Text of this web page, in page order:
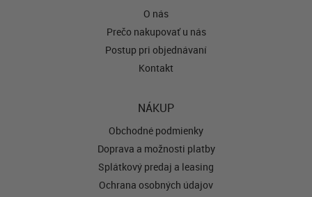
O nás
Prečo nakupovať u nás
Postup pri objednávaní
Kontakt
NÁKUP
Obchodné podmienky
Doprava a možnosti platby
Splátkový predaj a leasing
Ochrana osobných údajov